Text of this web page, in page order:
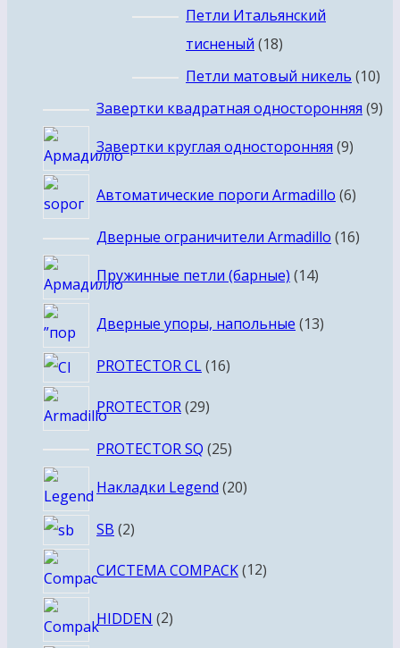
товаров
Петли Итальянский
тисненый 1818
товаров
Петли матовый никель 1010
Завертки квадратная односторонняя 99
Завертки круглая односторонняя 99
Автоматические пороги Armadillo 66
Дверные ограничители Armadillo 1616
Пружинные петли (барные) 1414
Дверные упоры, напольные 1313
PROTECTOR CL 1616
PROTECTOR 2929
PROTECTOR SQ 2525
Накладки Legend 2020
SB 22
СИСТЕМА COMPACK 1212
HIDDEN 22